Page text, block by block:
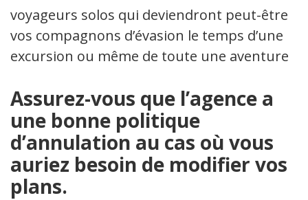
voyageurs solos qui deviendront peut-être
vos compagnons d’évasion le temps d’une
excursion ou même de toute une aventure.
Assurez-vous que l’agence a
une bonne politique
d’annulation au cas où vous
auriez besoin de modifier vos
plans.